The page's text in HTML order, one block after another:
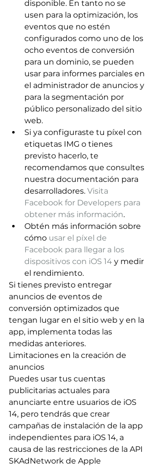
disponible. En tanto no se
usen para la optimización, los
eventos que no estén
configurados como uno de los
ocho eventos de conversión
para un dominio, se pueden
usar para informes parciales en
el administrador de anuncios y
para la segmentación por
público personalizado del sitio
web.
Si ya configuraste tu píxel con
etiquetas IMG o tienes
previsto hacerlo, te
recomendamos que consultes
nuestra documentación para
desarrolladores. Visita
Facebook for Developers para
obtener más información.
Obtén más información sobre
cómo usar el píxel de
Facebook para llegar a los
dispositivos con iOS 14 y medir
el rendimiento.
Si tienes previsto entregar
anuncios de eventos de
conversión optimizados que
tengan lugar en el sitio web y en la
app, implementa todas las
medidas anteriores.
Limitaciones en la creación de
anuncios
Puedes usar tus cuentas
publicitarias actuales para
anunciarte entre usuarios de iOS
14, pero tendrás que crear
campañas de instalación de la app
independientes para iOS 14, a
causa de las restricciones de la API
SKAdNetwork de Apple